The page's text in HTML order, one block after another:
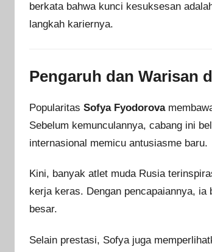
berkata bahwa kunci kesuksesan
langkah kariernya.
Pengaruh dan Warisan
Popularitas Sofya Fyodorova
Sebelum kemunculannya, cabang ini
internasional memicu antusiasme baru.
Kini, banyak atlet muda Rusia
kerja keras. Dengan pencapaiannya,
besar.
Selain prestasi, Sofya juga